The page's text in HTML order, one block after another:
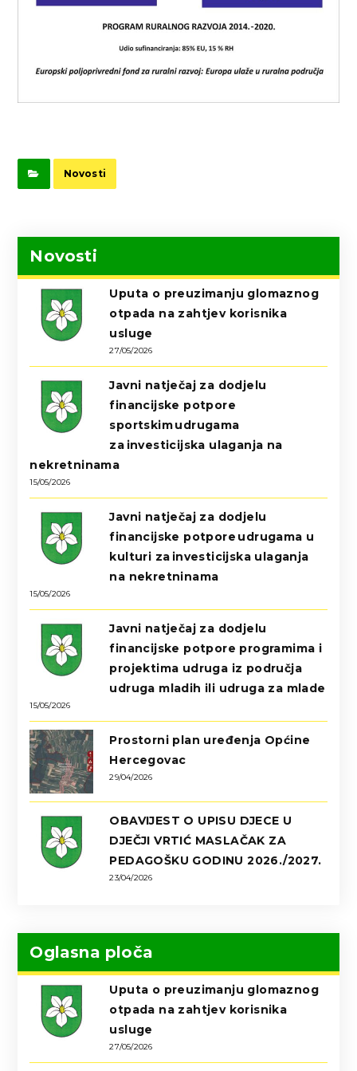
Novosti
Novosti
Uputa o preuzimanju glomaznog
otpada na zahtjev korisnika
usluge
27/05/2026
Javni natječaj za dodjelu
financijske potpore
sportskim udrugama
za investicijska ulaganja na
nekretninama
15/05/2026
Javni natječaj za dodjelu
financijske potpore udrugama u
kulturi za investicijska ulaganja
na nekretninama
15/05/2026
Javni natječaj za dodjelu
financijske potpore programima i
projektima udruga iz područja
udruga mladih ili udruga za mlade
15/05/2026
Prostorni plan uređenja Općine
Hercegovac
29/04/2026
OBAVIJEST O UPISU DJECE U
DJEČJI VRTIĆ MASLAČAK ZA
PEDAGOŠKU GODINU 2026./2027.
23/04/2026
Oglasna ploča
Uputa o preuzimanju glomaznog
otpada na zahtjev korisnika
usluge
27/05/2026